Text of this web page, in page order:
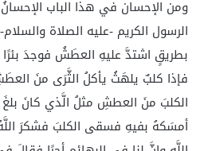
ومن الإحسان في هذا الباب
الرسول الكريم -عليه الصلاة
بطريقٍ اشتدَّ عليهِ العطَشُ فوجدَ
فإذا كلبٌ يلهَثُ يأكلُ الثَّرَى منَ
الكلبَ منَ العطشِ مثلُ الَّذي كانَ بلغَ
أمسَكهُ بفيهِ فسقى الكلبَ فشكرَ